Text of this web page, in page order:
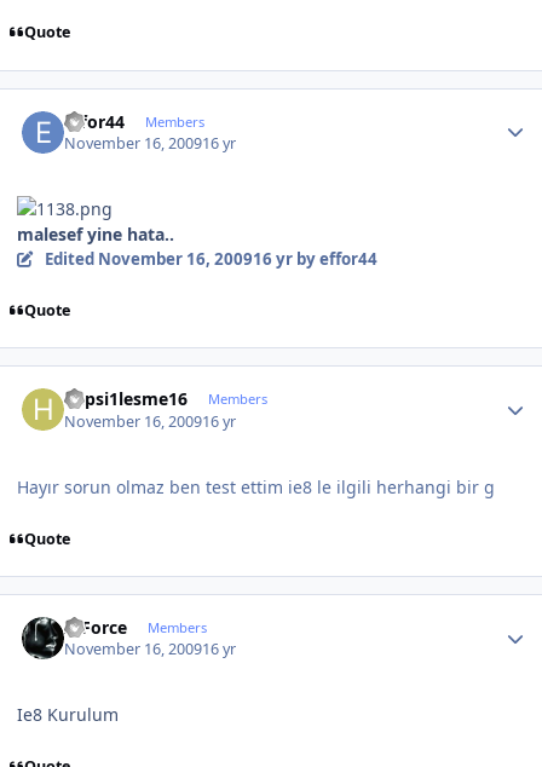
Quote
effor44 Members
November 16, 200916 yr
malesef yine hata..
Edited November 16, 200916 yrby effor44
Quote
hepsi1lesme16 Members
November 16, 200916 yr
Hayır sorun olmaz ben test ettim ie8 le ilgili herhangi bir g
Quote
X-Force Members
November 16, 200916 yr
Ie8 Kurulum